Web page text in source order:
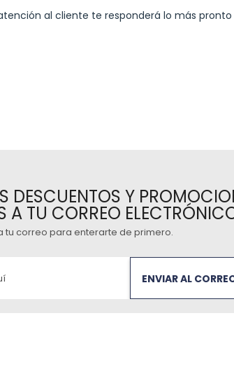
al cliente te responderá lo más
DESCUENTOS Y
A TU CORREO
tu correo para enterarte de primero.
ENVIAR AL